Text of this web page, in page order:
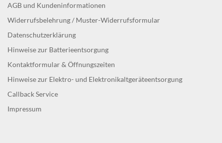
AGB und Kundeninformationen
Widerrufsbelehrung / Muster-Widerrufsformular
Datenschutzerklärung
Hinweise zur Batterieentsorgung
Kontaktformular & Öffnungszeiten
Hinweise zur Elektro- und Elektronikaltgeräteentsorgung
Callback Service
Impressum